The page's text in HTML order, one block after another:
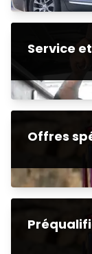
Service
Offres